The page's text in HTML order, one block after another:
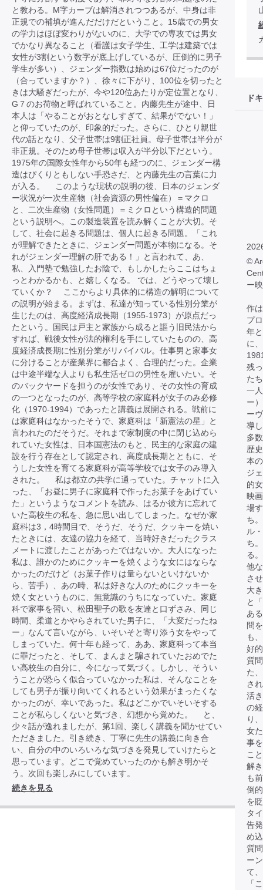
と教わる。M字カーブは解消されつつあるが、中身は非
正規での補填が進んだだけだということ。15歳での男女
の学力はほぼ変わりがないのに、大学での専攻では男女
でかなり異なること（看護は女子学生、工学は建築では
女性が3割という数字が底上げしているが、圧倒的に男子
学生が多い）、ジェンダー指数は始めは67位だったのが
（合っていますか？）、徐々に下がり、100位を切ったと
きは大騒ぎだったが、今や120位あたりが定位置となり、
G７のお荷物と呼ばれていること。内藤先生が途中、日
本人は「やることがおとなしすぎて、結果がでない！」
と仰っていたのが、印象的だった。さらに、ひとり親世
代の話となり、父子世帯は9割正社員。母子世帯は半分が
非正規。そのため母子世帯は収入が半分以下だという。
1975年の国際女性年から50年も経つのに、ジェンダー構
造はぴくりともしない手恐さだ、と内藤先生の言葉に力
が入る。 このような現状の説明の後、日本のジェンダ
ー状況が一次生産物（社会資源の男性偏在）＝マクロ
と、二次生産物（女性問題）＝ミクロという構造的問題
という説明へ。この製造装置を読み解くことが大切。そ
して、社会に起きる問題は、個人に起きる問題。「これ
が理解できたときに、ジェンダー問題が本物になる。そ
れがジェンダー理解の肝である！」と言われて、あ、
私、入門塾で勉強したお陰で、もしかしたらここはちょ
っとわかるかも、と嬉しくなる。 では、どうやって壊し
ていくか？ ここからより具体的に構造の解明について
の説明が始まる。まずは、私達が知っている性別分業が
生じたのは、高度経済成長期（1955-1973）が原点だっ
たという。国民は戸主と家族から成ると謳う旧民法から
すれば、戦後女性が法的権利を手にしていたものの、高
度経済成長期に性別分業がリバイバル。仕事男と家事女
に分けることが産業界に都合よく、合理的だった。企業
は中途半端な人よりも私生活ゼロの男性を雇いたい。そ
のバックヤードを担うのが女性であり、その女性の育成
の一つとなったのが、高等学校の家庭科が女子のみ必修
化（1970-1994）であったと講義は展開される。戦前に
は家庭科はなかったそうで、家庭科は「新憲法の星」と
言われたのだそうだ。それまで家制度の中に閉じ込めら
れていた女性は、日本国憲法のもと、民主的な家庭の建
設を行う存在として認定され、高度成長期とともに、そ
うした女性を育てる家庭科が高等学校では女子のみ導入
された。 私は都立の共学に通っていた。チャットに入
った、「お昼に男子に家庭科で作ったお菓子をあげてい
た」というようなコメントを読み、はるか彼方に忘れて
いた高校生の私を、急に思い出してしまった。なぜか家
庭科は3，4時間目で、そうだ、そうだ、クッキーを焼い
たときには、友達の協力を経て、当時好きだったクラス
メートに渡したことがあったではないか。大人になった
私は、誰かのためにクッキーを焼くような女にはならな
かったのだけど（お菓子作りは量らないといけないか
ら、苦手）、あの時、私は好きな人のためにクッキーを
焼く女というものに、無意識のうちになっていた。家庭
科で家事を習い、松田聖子の歌を友達と口ずさみ、同じ
時間、柔道とかやらされていた男子に、「大変だったね
ー」なんて言いながら、いそいそと寄り添う女をやって
しまっていた。何十年も経って、ああ、家庭科って本当
に罪だったと、そして、まんまと騙されていたおめでた
い高校生の自分に、今になって気づく。しかし、そうい
うことが恐らく似合っていなかった私は、そんなことを
しても男子が振り向いてくれるという効果がまったくな
かったのが、幸いであった。私はどこかでいそいそする
ことが私らしくないと気づき、幻想から覚めた。 と、
少々話が逸れましたが、第1回、楽しく講義を聞かせてい
ただきました。引き続き、丁寧に先生の講義に向き合
い、自分の中のいろいろな気づきを発見していけたらと
思っています。どこで覚めていったのかも解き明かそ
う。次回も楽しみにしています。
続きを見る
ド
©
ー
作
プ
年
に
残
た
一
ー
ー
導
多
歴
本
ジ
的
映
場
ち
ル
ち
る
他
さ
大
と
あ
問
も
好
質
た
さ
活
の
り
女
事
こ
解
も
倒
を
タ
告
め
質
ー
て
「